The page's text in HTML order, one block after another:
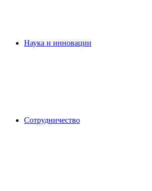
Наука и инновации
Сотрудничество